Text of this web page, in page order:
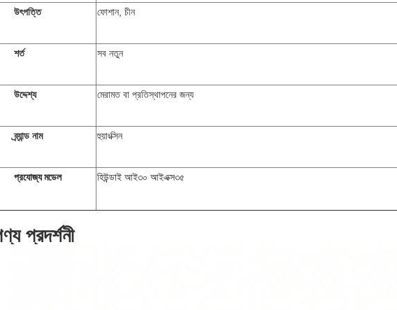
উৎপত্তি ফোশান, চীন
শর্ত সব নতুন
উদ্দেশ্য মেরামত বা প্রতিস্থাপনের জন্য
ব্র্যান্ড নাম হুয়াংক্সিন
প্রযোজ্য মডেল হিউন্ডাই আই৩০ আইএক্স৩৫
প্রদর্শনী